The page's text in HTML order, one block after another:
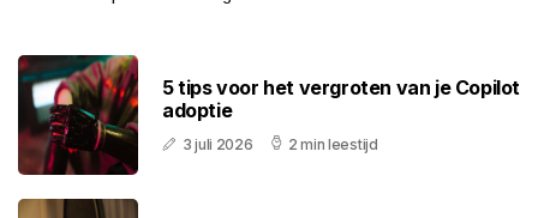
5 tips voor het vergroten van je Copilot
adoptie
3 juli 2026 2 min leestijd